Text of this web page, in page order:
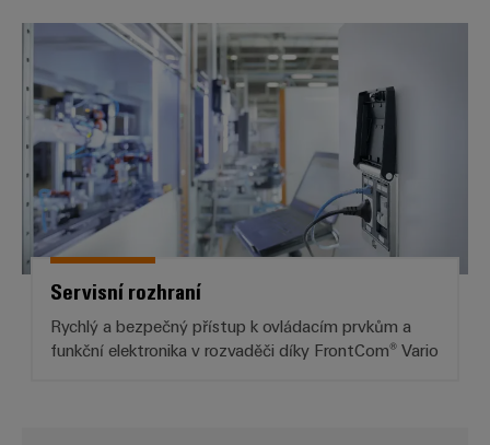
Servisní rozhraní
Servisní rozhraní
Rychlý a bezpečný přístup k ovládacím prvkům a
funkční elektronika v rozvaděči díky FrontCom® Vario